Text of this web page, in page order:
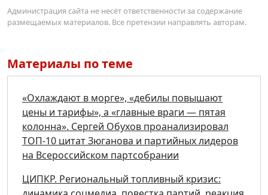
Администрация сайта не несёт ответственности за содержание
размещаемых материалов. Все претензии направлять авторам.
Материалы по теме
«Охлаждают в морге», «дебилы повышают
цены и тарифы», а «главные враги — пятая
колонна». Сергей Обухов проанализировал
ТОП-10 цитат Зюганова и партийных лидеров
на Всероссийском партсобрании
ЦИПКР. Региональный топливный кризис: